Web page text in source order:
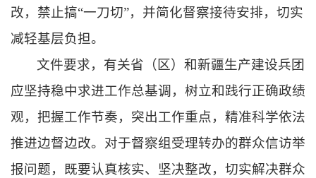
改，禁止搞“一刀切”，并简化督察接待安排，切实
减轻基层负担。
文件要求，有关省（区）和新疆生产建设兵团
应坚持稳中求进工作总基调，树立和践行正确政绩
观，把握工作节奏，突出工作重点，精准科学依法
推进边督边改。对于督察组受理转办的群众信访举
报问题，既要认真核实、坚决整改，切实解决群众